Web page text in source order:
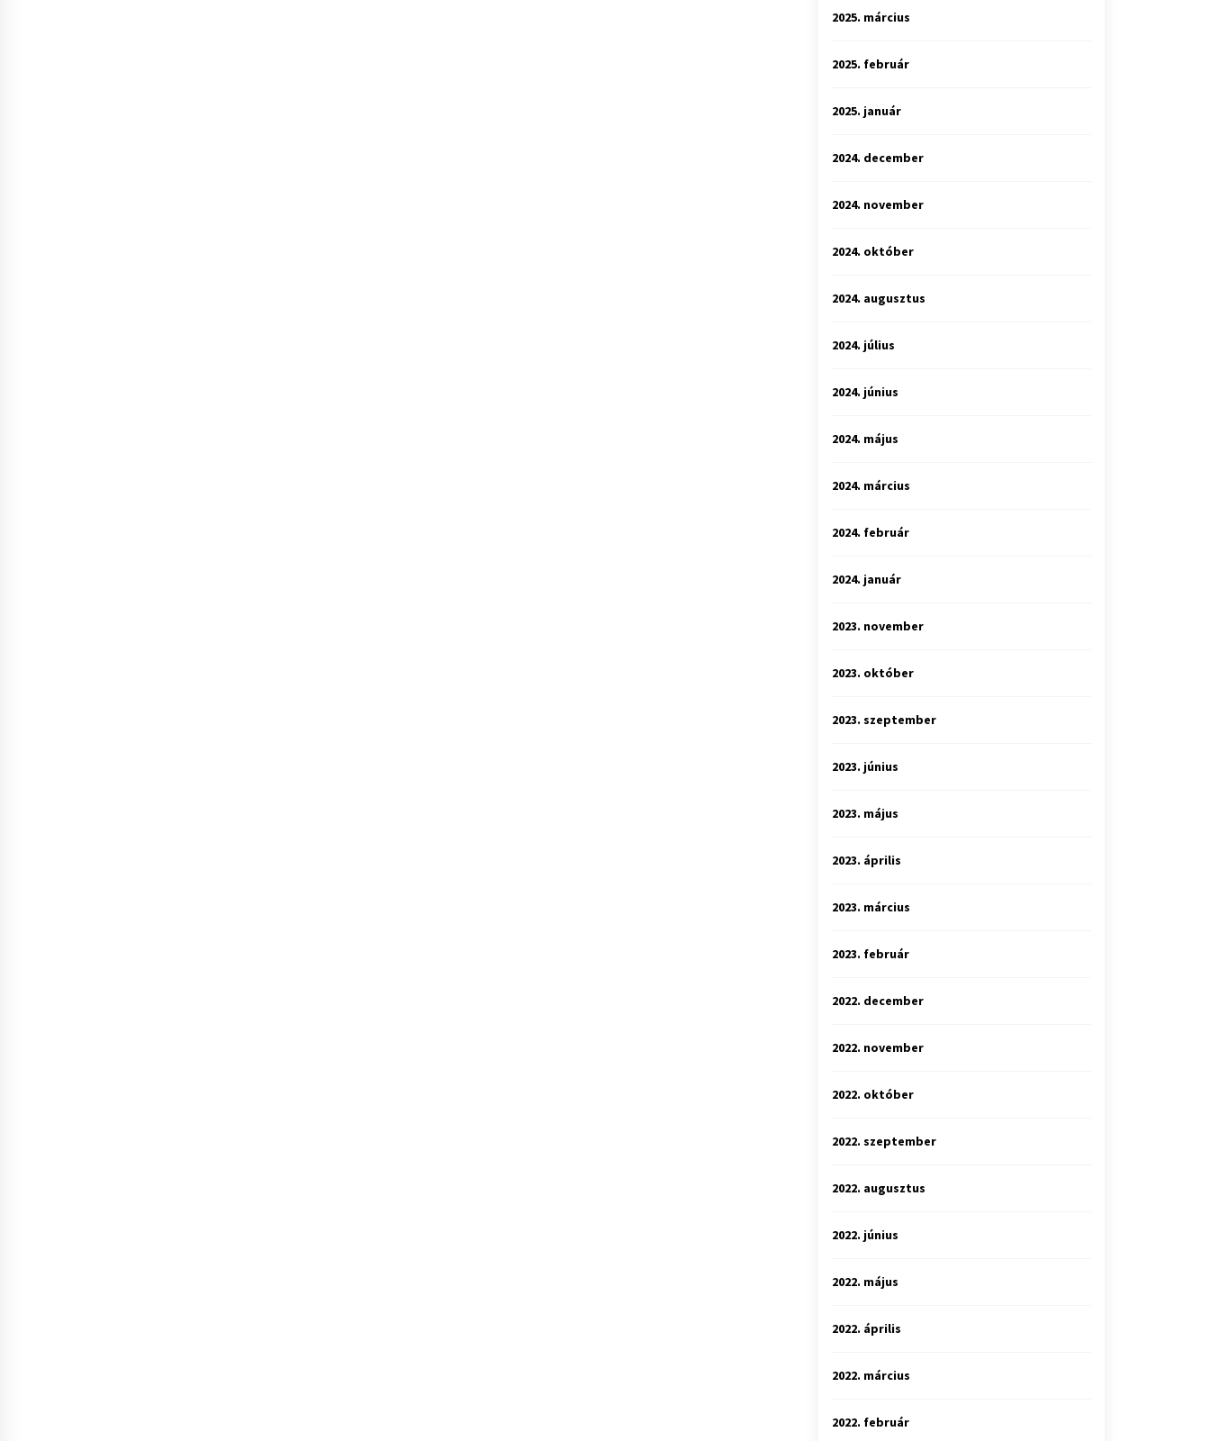
2025. március
2025. február
2025. január
2024. december
2024. november
2024. október
2024. augusztus
2024. július
2024. június
2024. május
2024. március
2024. február
2024. január
2023. november
2023. október
2023. szeptember
2023. június
2023. május
2023. április
2023. március
2023. február
2022. december
2022. november
2022. október
2022. szeptember
2022. augusztus
2022. június
2022. május
2022. április
2022. március
2022. február